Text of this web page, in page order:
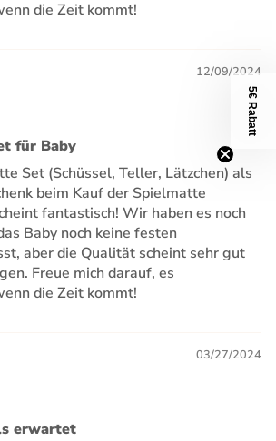
die Zeit kommt!
12/09/2024
für Baby
Set (Schüssel, Teller, Lätzchen) als
beim Kauf der Spielmatte
fantastisch! Wir haben es noch
Baby noch keine festen
aber die Qualität scheint sehr gut
Freue mich darauf, es
die Zeit kommt!
03/27/2024
erwartet
5€ Rabatt